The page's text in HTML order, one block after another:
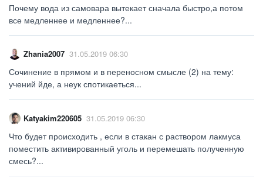
Почему вода из самовара вытекает сначала быстро,а потом
все медленнее и медленнее?...
Zhania2007 31.05.2019 06:30
Сочинение в прямом и в переносном смысле (2) на тему:
учений йде, а неук спотикаеться...
Katyakim220605 31.05.2019 06:30
Что будет происходить , если в стакан с раствором лакмуса
поместить активированный уголь и перемешать полученную
смесь?...